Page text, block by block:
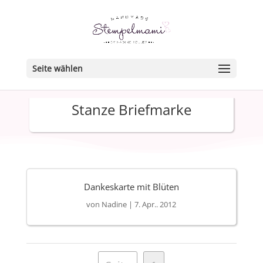
Seite wählen
Stanze Briefmarke
Dankeskarte mit Blüten
von Nadine |7. Apr.. 2012